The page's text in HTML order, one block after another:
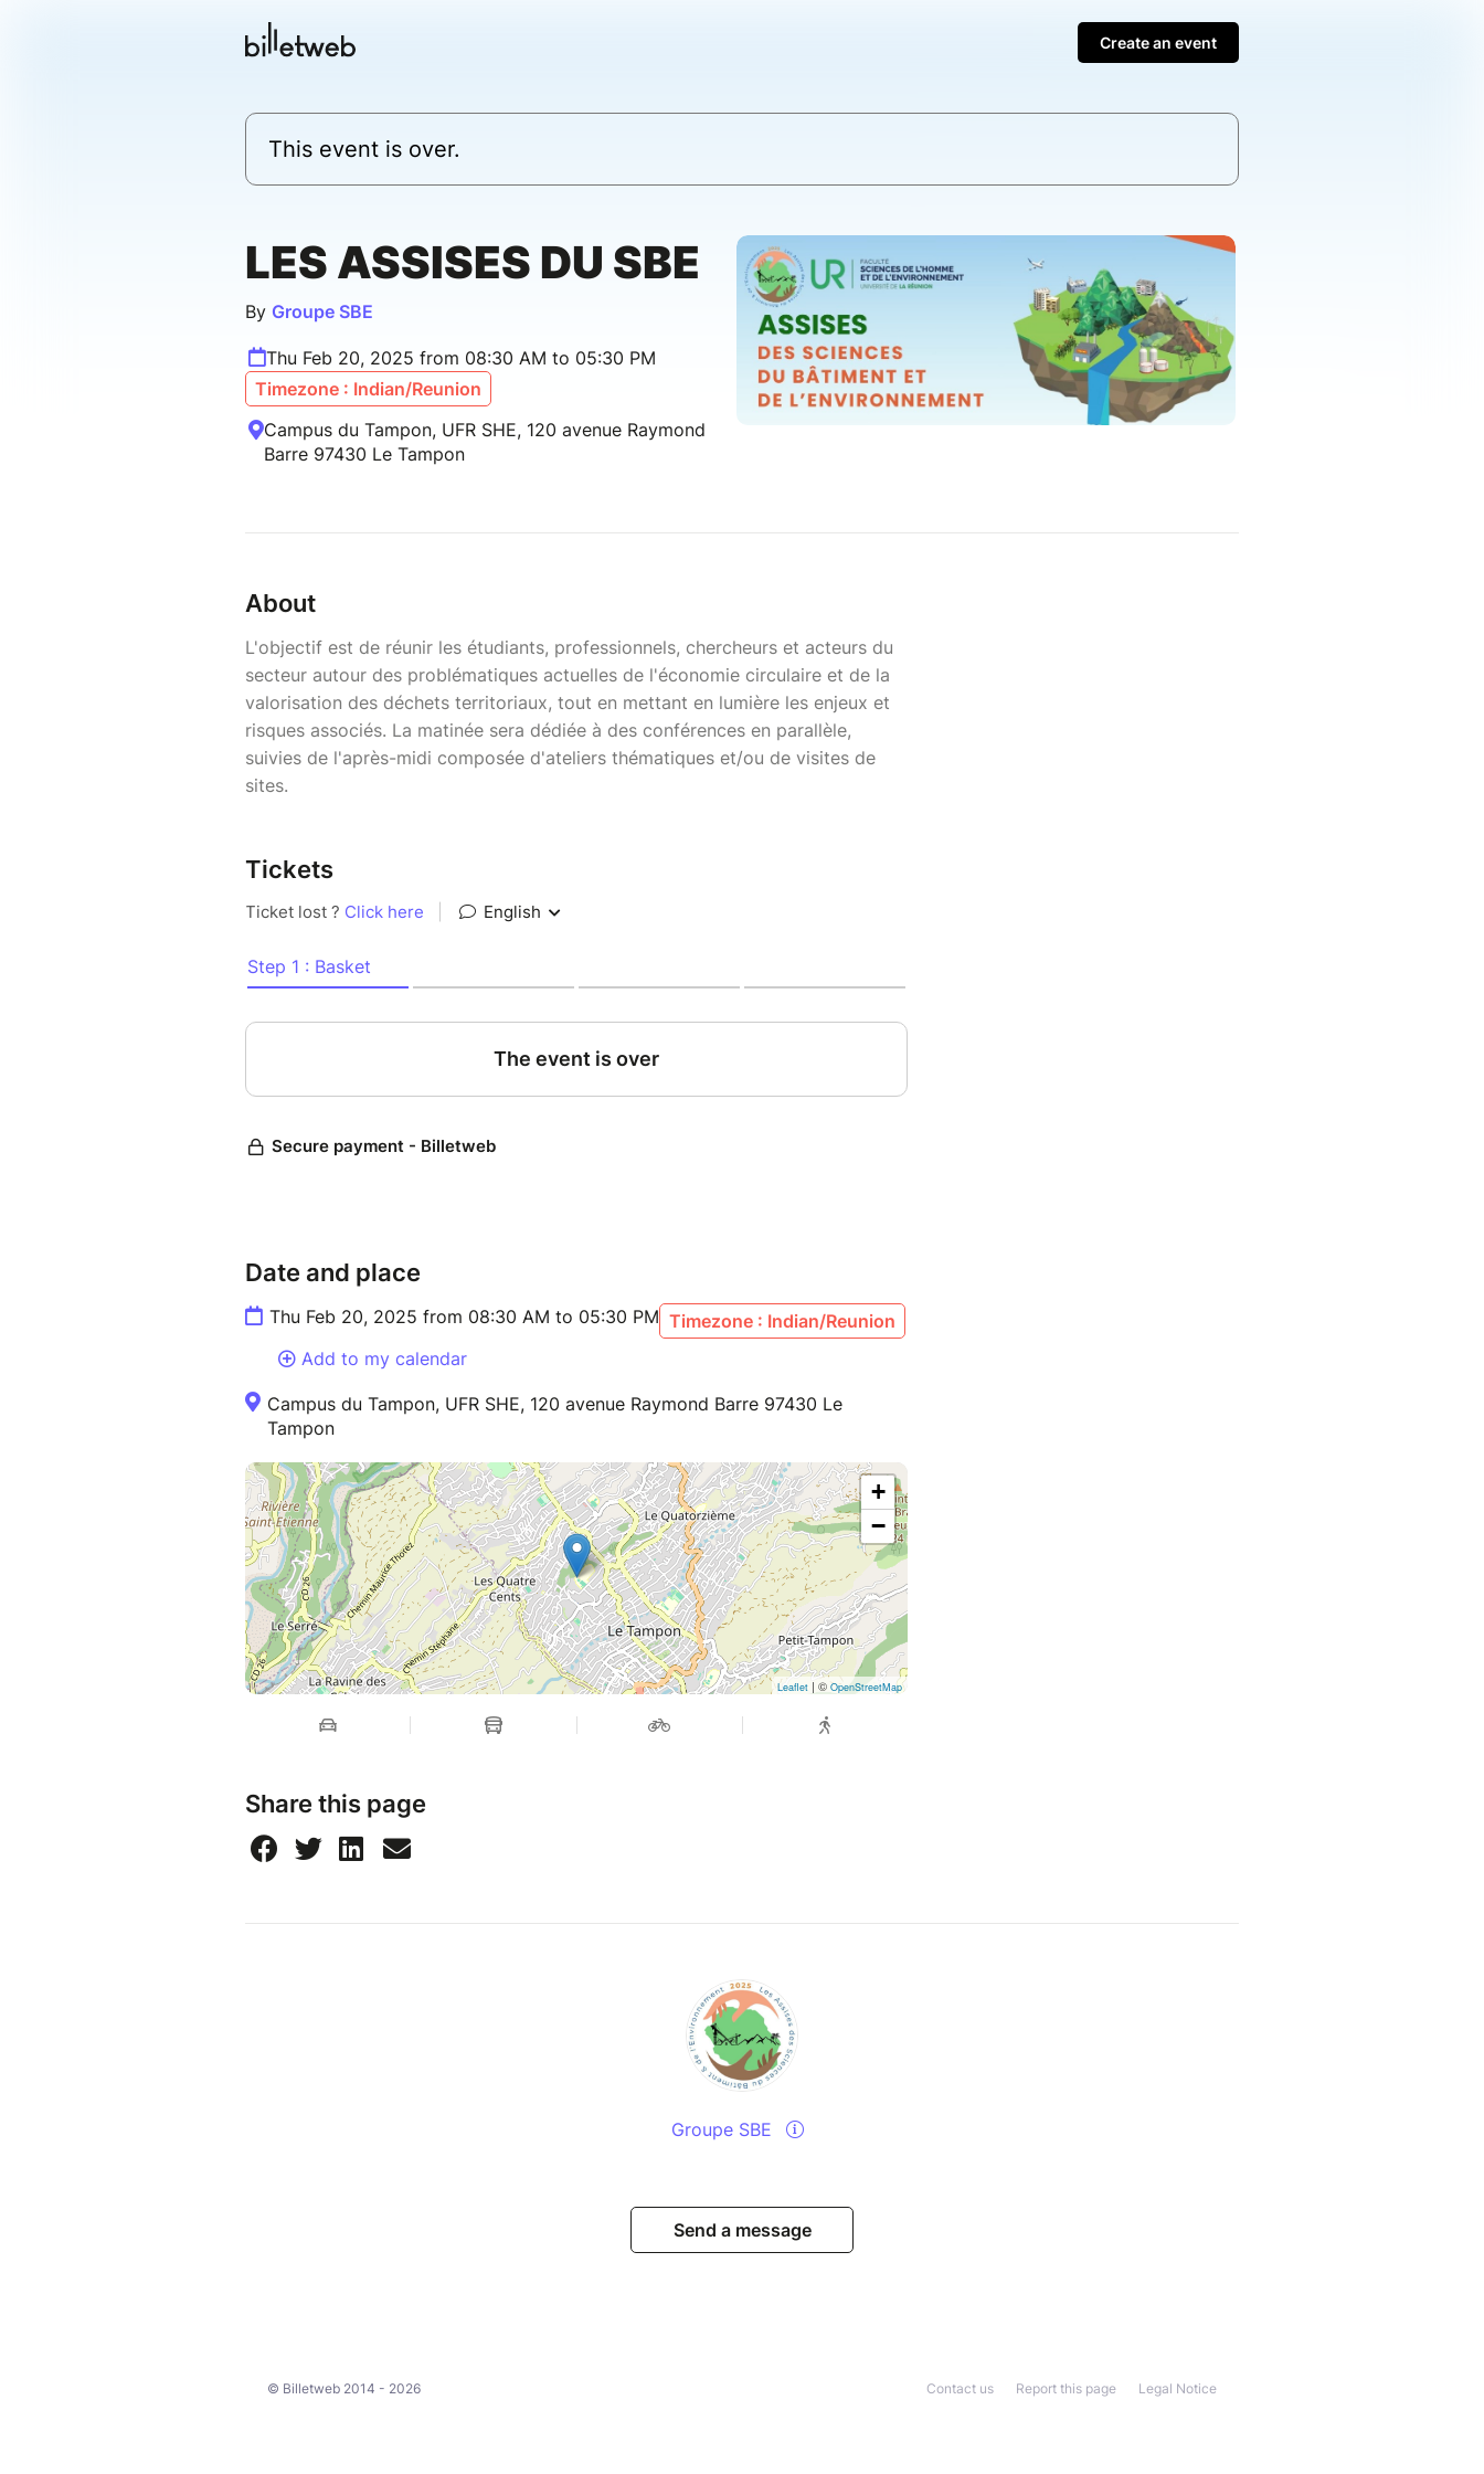
Create an event
This event is over.
LES ASSISES DU SBE
By Groupe SBE
Thu Feb 20, 2025 from 08:30 AM to 05:30 PM
Timezone : Indian/Reunion
Campus du Tampon, UFR SHE, 120 avenue Raymond
Barre 97430 Le Tampon
About
L'objectif est de réunir les étudiants, professionnels, chercheurs et acteurs du
secteur autour des problématiques actuelles de l'économie circulaire et de la
valorisation des déchets territoriaux, tout en mettant en lumière les enjeux et
risques associés. La matinée sera dédiée à des conférences en parallèle,
suivies de l'après-midi composée d'ateliers thématiques et/ou de visites de
sites.
Tickets
Date and place
Thu Feb 20, 2025 from 08:30 AM to 05:30 PM Timezone : Indian/Reunion
Add to my calendar
Campus du Tampon, UFR SHE, 120 avenue Raymond Barre 97430 Le
Tampon
+
−
Leaflet | © OpenStreetMap
Share this page
Groupe SBE
Send a message
© Billetweb 2014 - 2026 Legal Notice
Report this page
Contact us